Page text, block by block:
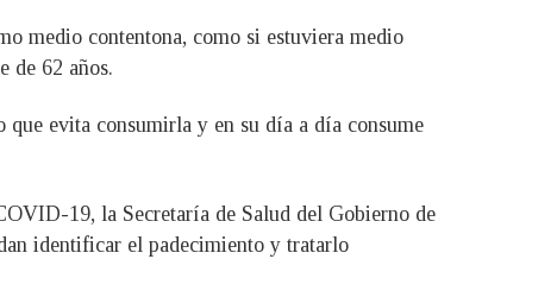
medio contentona, como si estuviera medio
de 62 años.
evita consumirla y en su día a día consume
19, la Secretaría de Salud del Gobierno de
identificar el padecimiento y tratarlo